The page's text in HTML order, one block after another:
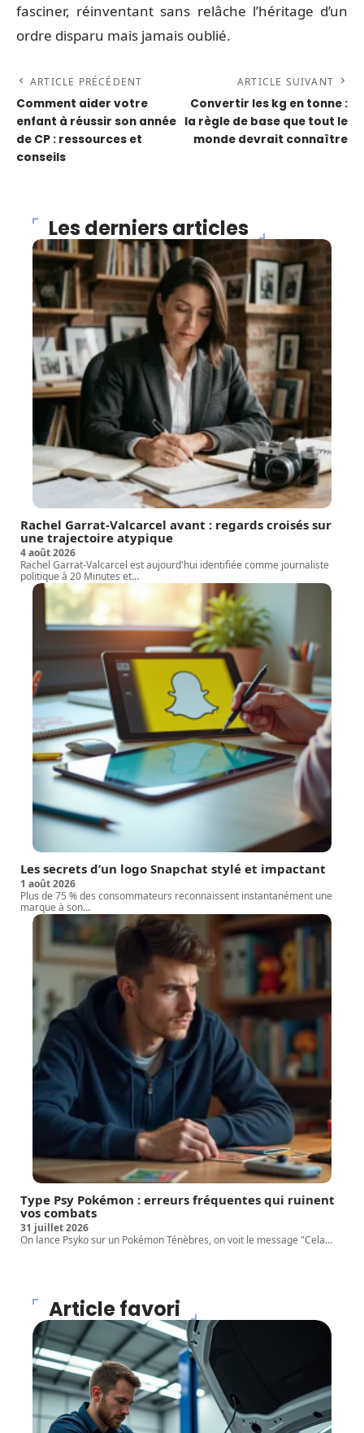
fasciner, réinventant sans relâche l’héritage d’un
ordre disparu mais jamais oublié.
ARTICLE PRÉCÉDENT
Comment aider votre
enfant à réussir son année
de CP : ressources et
conseils
ARTICLE SUIVANT
Convertir les kg en tonne :
la règle de base que tout le
monde devrait connaître
Les derniers articles
Rachel Garrat-Valcarcel avant : regards croisés sur
une trajectoire atypique
4 août 2026
Rachel Garrat-Valcarcel est aujourd'hui identifiée comme journaliste
politique à 20 Minutes et…
Les secrets d’un logo Snapchat stylé et impactant
1 août 2026
Plus de 75 % des consommateurs reconnaissent instantanément une
marque à son…
Type Psy Pokémon : erreurs fréquentes qui ruinent
vos combats
31 juillet 2026
On lance Psyko sur un Pokémon Ténèbres, on voit le message "Cela…
Article favori